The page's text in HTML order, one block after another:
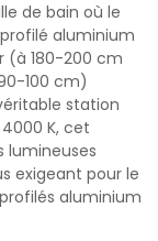
de bain où le
aluminium
(à 180-200 cm
100 cm)
station
K, cet
lumineuses
exigeant pour le
aluminium